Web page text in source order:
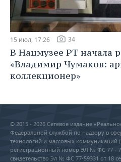
15 июл, 17:26 34
В Нацмузее РТ начала
«Владимир Чумаков:
коллекционер»
© 2015 - 2026 Сетевое издание
Федеральной службой по надзору в
технологий и массовых коммуникаций
регистрационный номер ЭЛ № ФС 77 -
свидетельство Эл № ФС 77-59331 от 18